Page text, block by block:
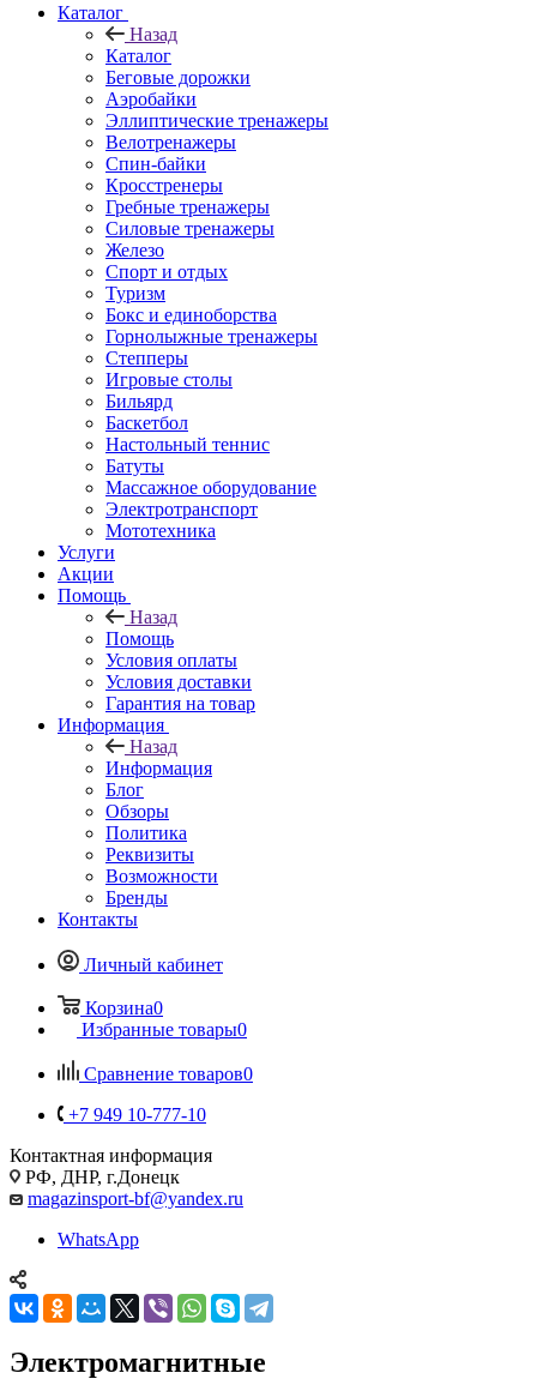
Каталог
Назад
Каталог
Беговые дорожки
Аэробайки
Эллиптические тренажеры
Велотренажеры
Спин-байки
Кросстренеры
Гребные тренажеры
Силовые тренажеры
Железо
Спорт и отдых
Туризм
Бокс и единоборства
Горнолыжные тренажеры
Степперы
Игровые столы
Бильярд
Баскетбол
Настольный теннис
Батуты
Массажное оборудование
Электротранспорт
Мототехника
Услуги
Акции
Помощь
Назад
Помощь
Условия оплаты
Условия доставки
Гарантия на товар
Информация
Назад
Информация
Блог
Обзоры
Политика
Реквизиты
Возможности
Бренды
Контакты
Личный кабинет
Корзина0
Избранные товары0
Сравнение товаров0
+7 949 10-777-10
Контактная информация
РФ, ДНР, г.Донецк
magazinsport-bf@yandex.ru
WhatsApp
Электромагнитные